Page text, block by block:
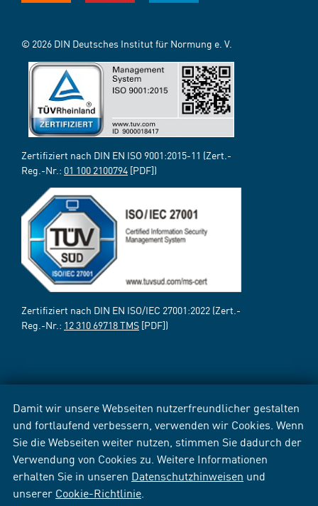
Damit wir unsere Webseiten nutzerfreundlicher gestalten
und fortlaufend verbessern, verwenden wir Cookies. Wenn
Sie die Webseiten weiter nutzen, stimmen Sie dadurch der
Verwendung von Cookies zu. Weitere Informationen
erhalten Sie in unseren Datenschutzhinweisen und
unserer Cookie-Richtlinie
© 2026 DIN Deutsches Institut für Normung e. V.
Zertifiziert nach DIN EN ISO 9001:2015-11 (Zert.-
Reg.-Nr.: 01 100 2100794 [PDF])
Zertifiziert nach DIN EN ISO/IEC 27001:2022 (Zert.-
Reg.-Nr.: 12 310 69718 TMS [PDF])